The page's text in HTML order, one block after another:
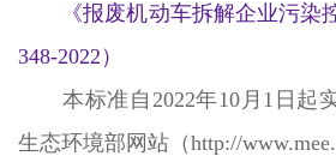
《报废机动车拆解企业污染
348-2022）
本标准自2022年10月1日起
生态环境部网站（http://